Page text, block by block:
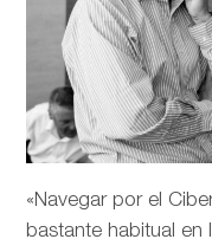
«Navegar por el
bastante habitual en